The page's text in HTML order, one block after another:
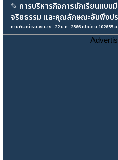
✎ การบริหารกิจการนักเรียนแบ
จริยธรรม และคุณลักษณะอันพึงป
กานต์มณี หนองแสง : 22 ธ.ค. 2566 เปิดอ่าน 102655